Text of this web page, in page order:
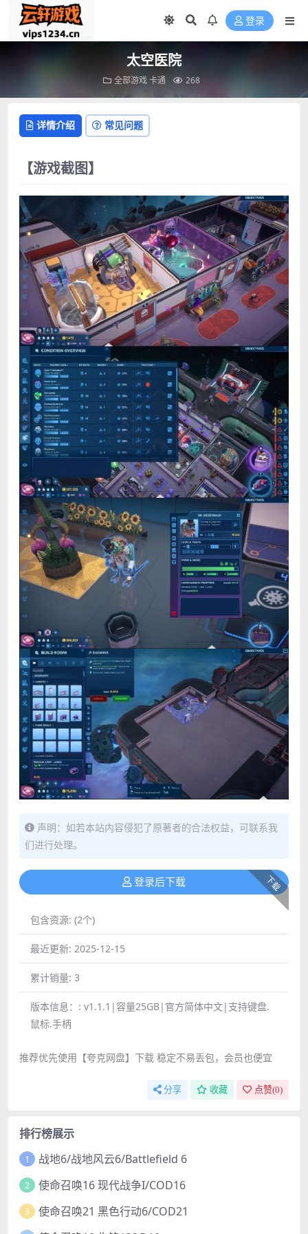
登录
太空医院
全部游戏 卡通 268
详情介绍 常见问题
【游戏截图】
声明：如若本站内容侵犯了原著者的合法权益，可联系我
们进行处理。
下载
登录后下载
包含资源: (2个)
最近更新: 2025-12-15
累计销量: 3
版本信息：: v1.1.1|容量25GB|官方简体中文|支持键盘.
鼠标.手柄
推荐优先使用【夸克网盘】下载 稳定不易丢包，会员也便宜
分享 收藏 点赞(0)
排行榜展示
1 战地6/战地风云6/Battlefield 6
2 使命召唤16 现代战争I/COD16
3 使命召唤21 黑色行动6/COD21